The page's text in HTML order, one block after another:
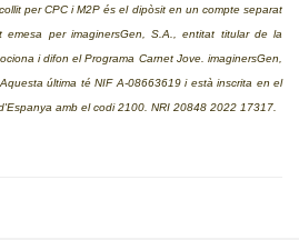
per CPC i M2P és el dipòsit en un compte separat
emesa per imaginersGen, S.A., entitat titular de la
i difon el Programa Carnet Jove. imaginersGen,
última té NIF A-08663619 i està inscrita en el
amb el codi 2100. NRI 20848 2022 17317.